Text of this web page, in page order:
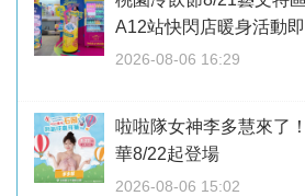
A12站快閃店暖身活動
2026-08-06 16:29
啦啦隊女神李多慧來了
華8/22起登場
2026-08-06 15:02